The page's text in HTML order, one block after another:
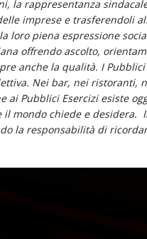
la rappresentanza
imprese e trasferendoli
loro piena espressione
offrendo ascolto,
anche la qualità. I
Nei bar, nei ristoranti,
ai Pubblici Esercizi esiste
il mondo chiede e
la responsabilità di